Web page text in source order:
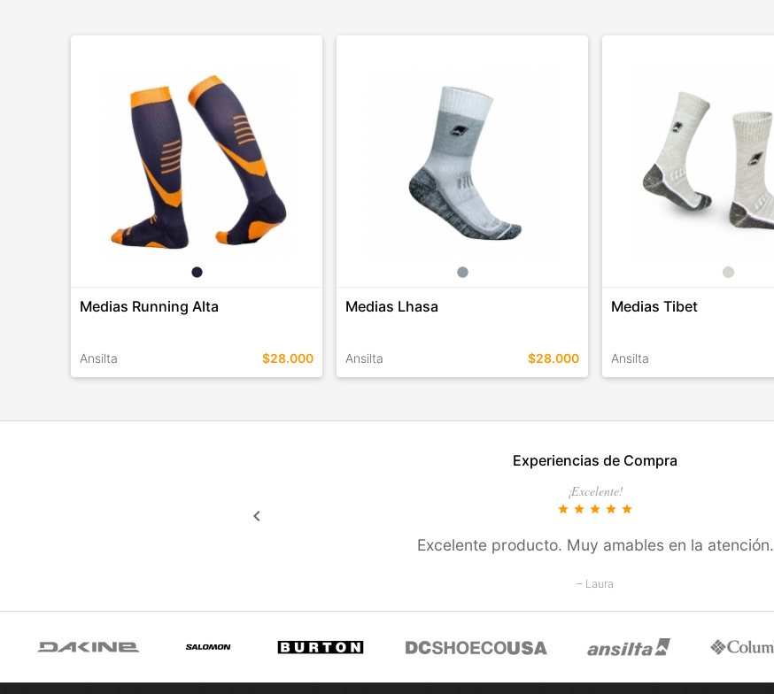
Medias Running Alta
Ansilta $28.000
Medias Lhasa
Ansilta $28.000
Medias Tibet
Ansilta
Experiencias de Compra
¡Excelente!
star star star star star
Excelente producto. Muy amables en la atención.
– Laura
keyboard_arrow_left